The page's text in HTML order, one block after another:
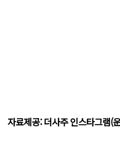
자료제공: 더사주 인스타그램(